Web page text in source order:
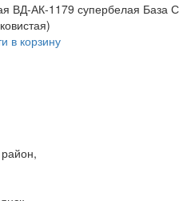
ВД-АК-1179 супербелая База С
в корзину